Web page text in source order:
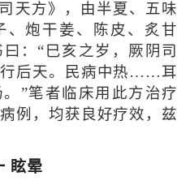
天方》，由半夏、五味
、炮干姜、陈皮、炙甘
：“巳亥之岁，厥阴司
行后天。民病中热……耳
”笔者临床用此方治疗
例，均获良好疗效，兹
眩晕